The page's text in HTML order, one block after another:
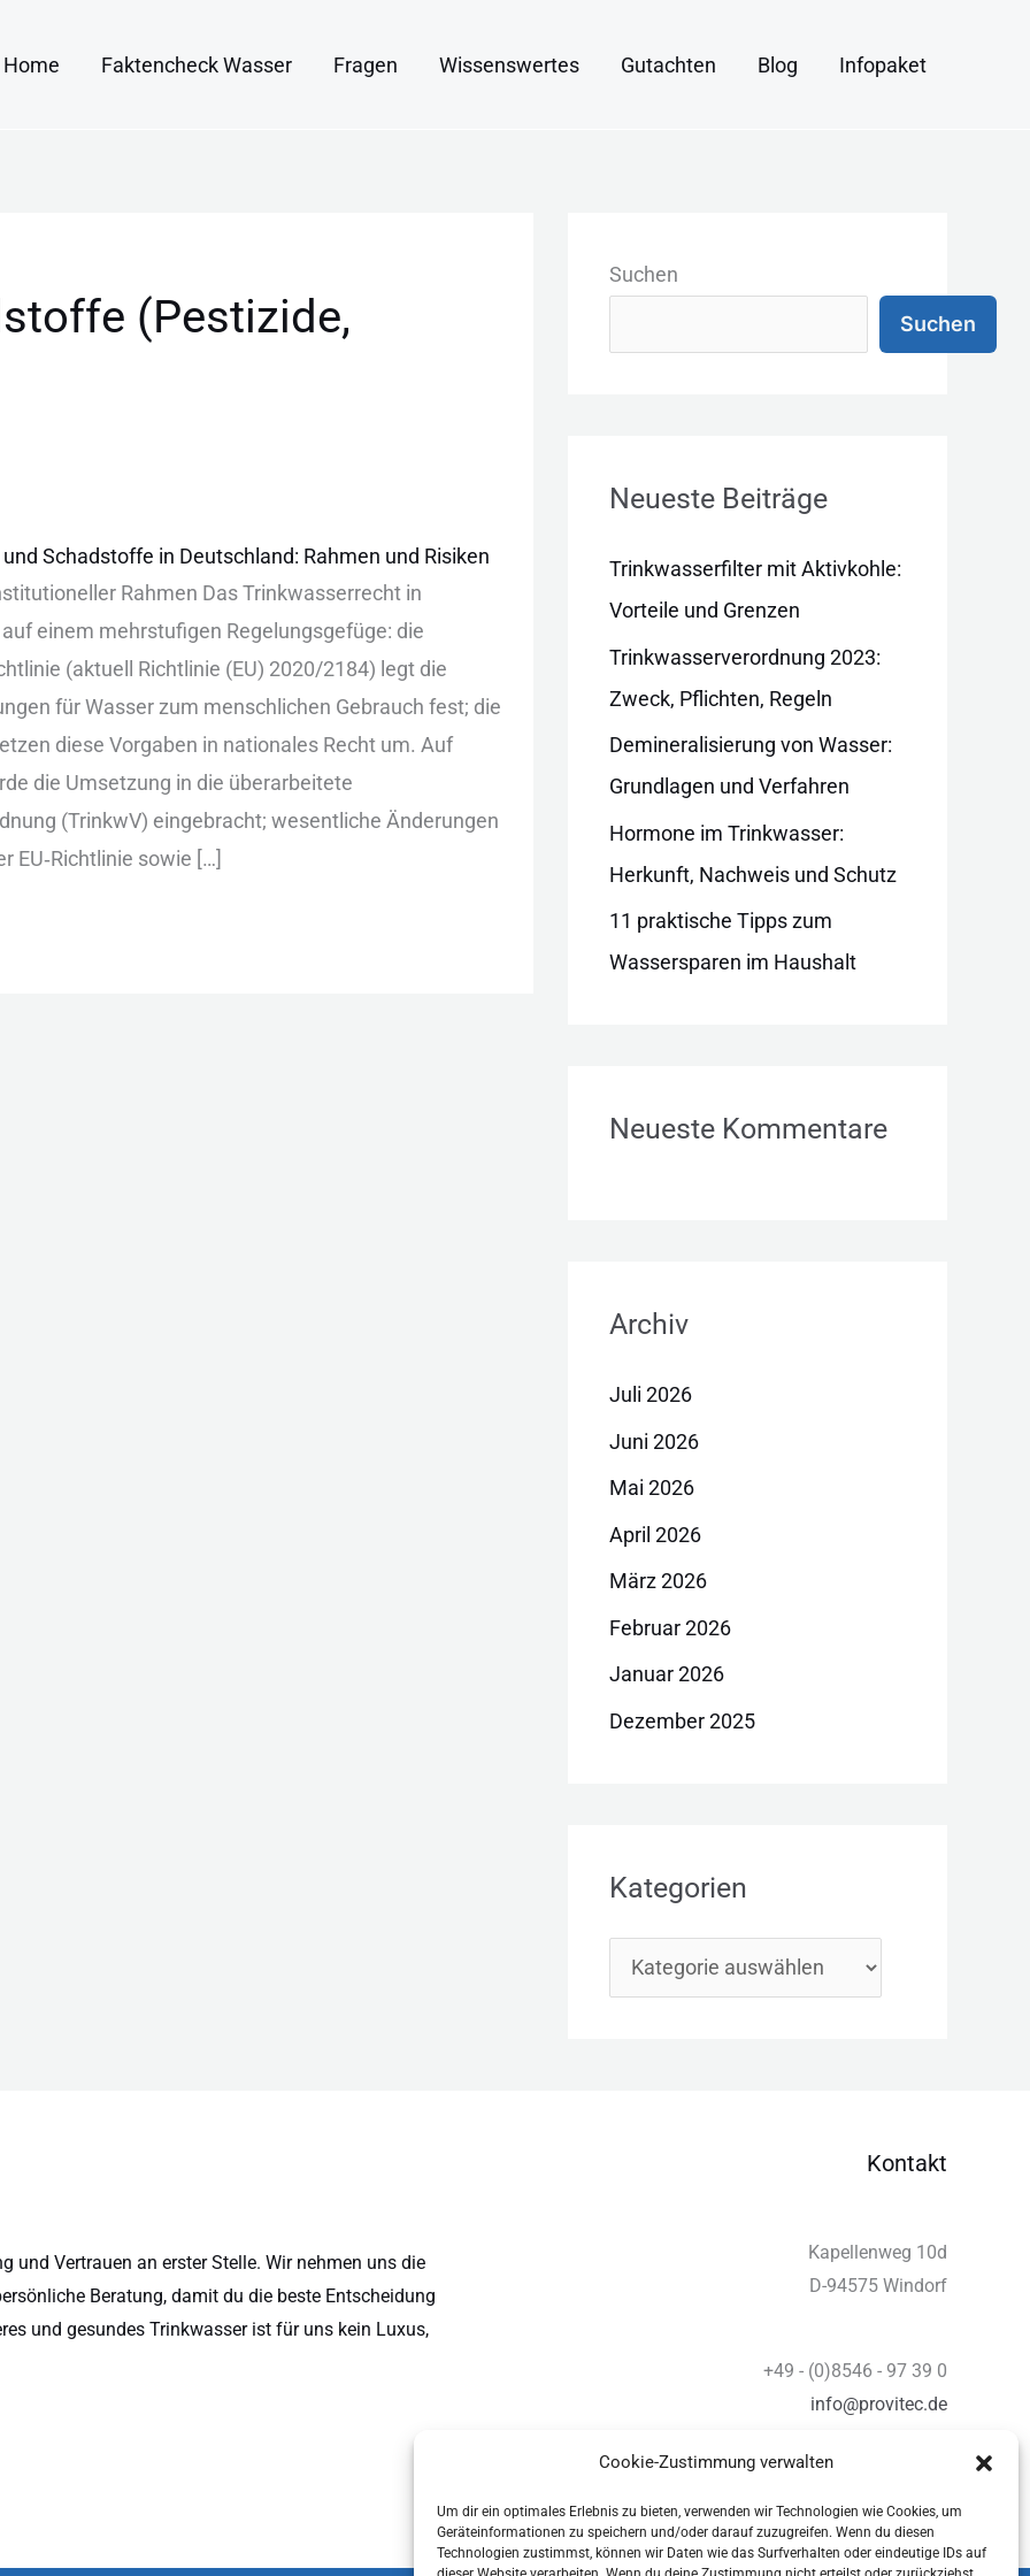
Cookie-Zustimmung verwalten
Um dir ein optimales Erlebnis zu bieten, verwenden wir Technologien wie Cookies, um
Geräteinformationen zu speichern und/oder darauf zuzugreifen. Wenn du diesen
Technologien zustimmst, können wir Daten wie das Surfverhalten oder eindeutige IDs auf
Home Faktencheck Wasser Fragen Wissenswertes Gutachten Blog Infopaket
(Pestizide,
Schadstoffe in Deutschland: Rahmen und Risiken
R‬ahmen D‬as T‬rinkwasserrecht i‬n
e‬inem m‬ehrstufigen R‬egelungsgefüge: d‬ie
(a‬ktuell R‬ichtlinie (E‬U) 2020/2184) l‬egt d‬ie
f‬ür W‬asser z‬um m‬enschlichen G‬ebrauch f‬est; d‬ie
d‬iese V‬orgaben i‬n n‬ationales R‬echt u‬m. A‬uf
d‬ie U‬msetzung i‬n d‬ie ü‬berarbeitete
(T‬rinkwV) e‬ingebracht; w‬esentliche Ä‬nderungen
E‬U‑R‬ichtlinie s‬owie […]
Suchen
Suchen
Neueste Beiträge
Trinkwasserfilter mit Aktivkohle:
Vorteile und Grenzen
Trinkwasserverordnung 2023:
Zweck, Pflichten, Regeln
Demineralisierung von Wasser:
Grundlagen und Verfahren
Hormone im Trinkwasser:
Herkunft, Nachweis und Schutz
11 praktische Tipps zum
Wassersparen im Haushalt
Neueste Kommentare
Archiv
Juli 2026
Juni 2026
Mai 2026
April 2026
März 2026
Februar 2026
Januar 2026
Dezember 2025
Kategorien
a
e
e
n
und Vertrauen an erster Stelle. Wir nehmen uns die
Beratung, damit du die beste Entscheidung
und gesundes Trinkwasser ist für uns kein Luxus,
Kontakt
Kapellenweg 10d
D-94575 Windorf
+49 - (0)8546 - 97 39 0
info@provitec.de